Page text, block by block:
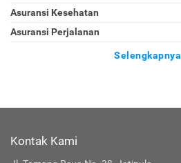
Asuransi Kesehatan
Asuransi Perjalanan
Selengkapnya
Kontak Kami